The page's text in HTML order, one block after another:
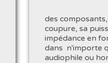
des
coupure, sa
impédance en
dans n'importe
audiophile ou